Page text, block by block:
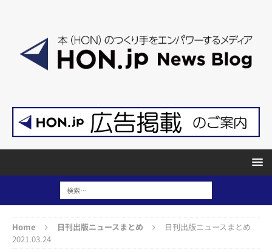
Home 日刊出版ニュースまとめ
日刊出版ニュースまとめ
2021.03.24